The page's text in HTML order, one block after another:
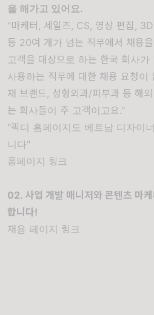
을 해가고 있어요.
"마케터, 세일즈, CS, 영상 편집,
등 20여 개가 넘는 직무에서 채용
고객을 대상으로 하는 한국 회사가
사용하는 직무에 대한 채용 요청이
재 브랜드, 성형외과/피부과 등 해
는 회사들이 주 고객이고요."
"픽디 홈페이지도 베트남 디자이
니다"
홈페이지 링크
02. 사업 개발 매니저와 콘텐츠 마
합니다!
채용 페이지 링크